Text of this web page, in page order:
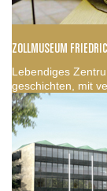
ZOLLMUSEUM
Lebendiges
geschichten, mit